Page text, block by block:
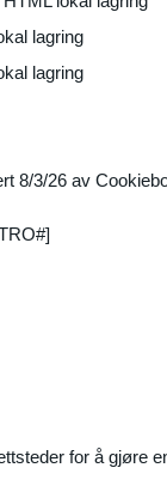
lagring
lagring
8/3/26 av
for å gjøre